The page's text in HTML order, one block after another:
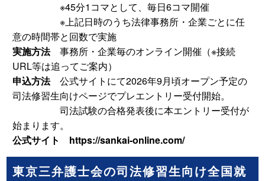
※45分1コマとして、毎日6コマ開催
※上記日時のうち法律事務所・企業ごとに任
意の時間帯と回数で実施
実施方法事務所・企業毎のオンライン開催（※接続
URL等は追ってご案内）
申込方法公式サイトにて2026年9月頃オープン予定の
司法修習生向けページでプレエントリー受付開始。
司法試験の合格発表後に本エントリー受付が
始まります。
公式サイト https://sankai-online.com/
東京三弁護士会の司法修習生向け全国就